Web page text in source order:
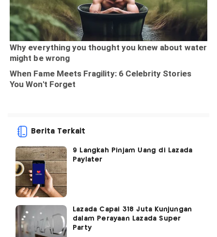
Berita Terkait
9 Langkah Pinjam Uang di Lazada
Paylater
Lazada Capai 318 Juta Kunjungan
dalam Perayaan Lazada Super
Party